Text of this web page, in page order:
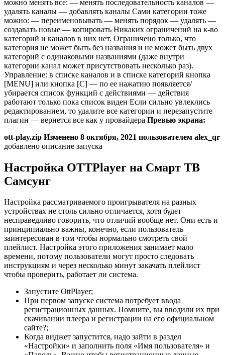
можно менять все: — менять последовательность каналов —
удалять каналы — добавлять каналы Сами категории тоже
можно: — переименовывать — менять порядок — удалять —
создавать новые — копировать Никаких ограничений на к-во
категорий и каналов в них нет. Ограничено только, что
категория не может быть без названия и не может быть двух
категорий с одинаковыми названиями (даже внутри
категории канал может присутствовать несколько раз).
Управление: в списке каналов и в списке категорий кнопка
[MENU] или кнопка [C] — по ее нажатию появляется/
убирается список функций с действиями — действия
работают только пока список виден Если сильно увлеклись
редактированием, то удалите все категории и перезапустите
плагин — вернется все как у провайдера Превью экрана:
ott-play.zip Изменено 8 октября, 2021 пользователем alex_qr
добавлено описание запуска
Настройка OTTPlayer на Смарт ТВ
Самсунг
Настройка рассматриваемого проигрывателя на разных
устройствах не столь сильно отличается, хотя будет
несправедливо говорить, что отличий вообще нет. Они есть и
принципиально важны, конечно, если пользователь
заинтересован в том чтобы нормально смотреть свой
плейлист. Настройка этого приложения занимает мало
времени, потому пользователи могут просто следовать
инструкциям и через несколько минут закачать плейлист
чтобы проверить, работает ли система.
Запустите OttPlayer;
При первом запуске система потребует ввода
регистрационных данных. Помните, вы вводили их при
скачивании плеера и регистрации на его официальном
сайте?;
Когда виджет запустится, надо зайти в раздел
«Настройки» и заполнить поля «Имя пользователя» и